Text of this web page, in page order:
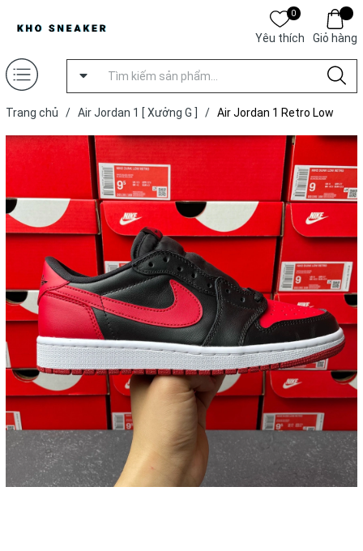
0
Yêu thích Giỏ hàng
Trang chủ / Air Jordan 1 [ Xưởng G ] / Air Jordan 1 Retro Low